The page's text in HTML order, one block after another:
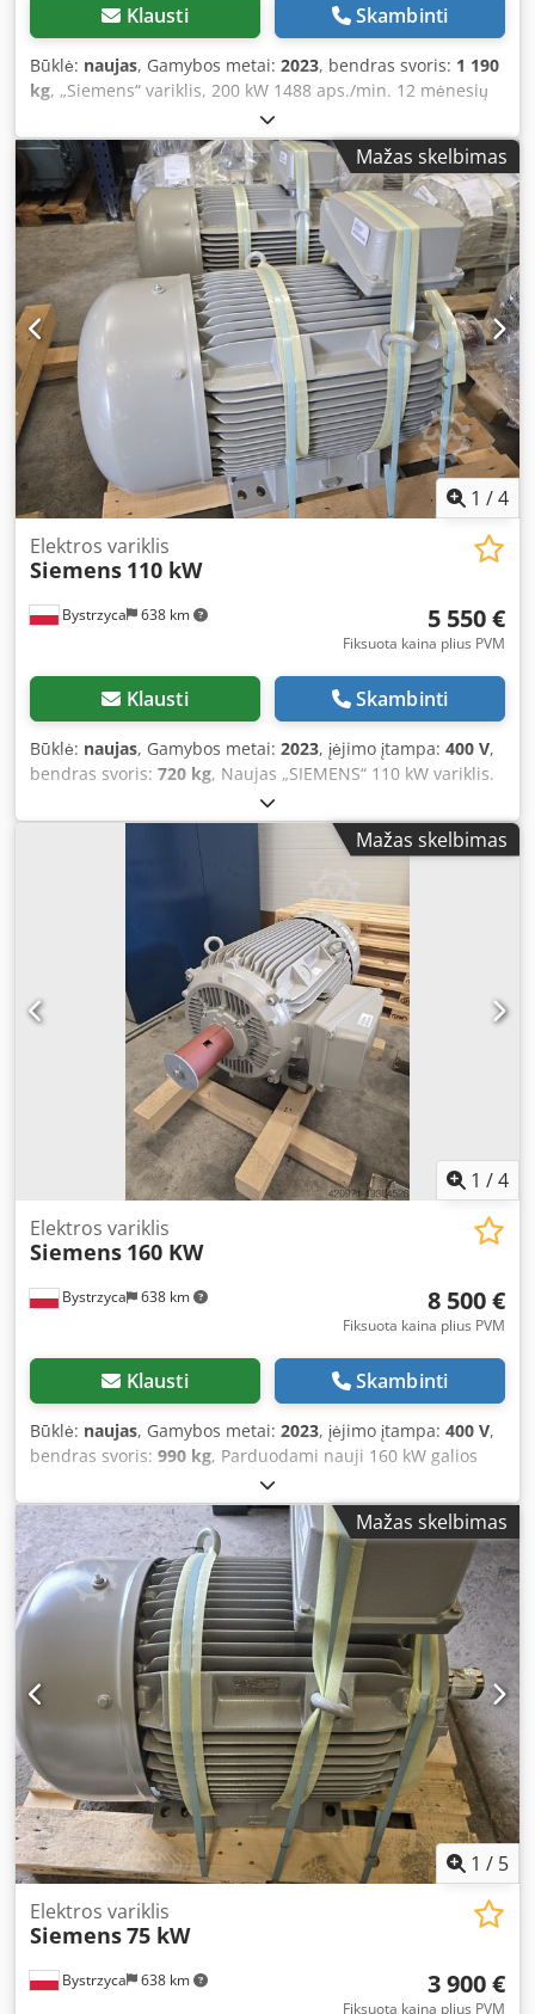
Klausti Skambinti
Būklė: naujas, Gamybos metai: 2023, bendras svoris: 1 190
kg, „Siemens“ variklis, 200 kW 1488 aps./min. 12 mėnesių
garantija yra 2 vnt. Dsdpfxjzr Iggj Aczsck
Mažas skelbimas
1 /4
Bystrzyca 638 km
Elektros variklis
Siemens 110 kW
5 550 €
Fiksuota kaina plius PVM
Klausti Skambinti
Būklė: naujas, Gamybos metai: 2023, įėjimo įtampa: 400 V,
bendras svoris: 720 kg, Naujas „SIEMENS“ 110 kW variklis.
Prieinama 8 vnt. Sūkių skaičius: 1486 aps./min. Didžiausias
sūkių skaičius: 2970 aps./min. GARANTIJA – 12 mėnesių.
Dodpszr Eraefx Aczock
Mažas skelbimas
1 /4
Bystrzyca 638 km
Elektros variklis
Siemens 160 KW
8 500 €
Fiksuota kaina plius PVM
Klausti Skambinti
Būklė: naujas, Gamybos metai: 2023, įėjimo įtampa: 400 V,
bendras svoris: 990 kg, Parduodami nauji 160 kW galios
varikliai. Gamintojas: Siemens. Galiojimo laikas: 12
mėnesių garantija. Djdpfx Aewr Tzrjczeck Liko 4 vnt. NAUJI.
Mažas skelbimas
1 / 5
Bystrzyca 638 km
Elektros variklis
Siemens75 kW
3 900 €
Fiksuota kaina plius PVM